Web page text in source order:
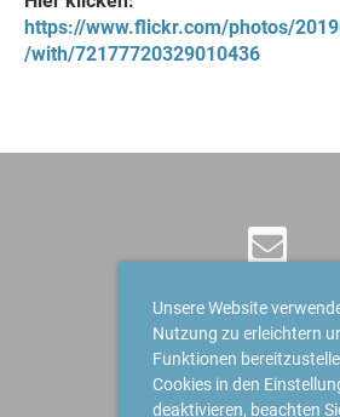
Unsere Website
Nutzung zu erleichtern
Funktionen
Cookies in den
deaktivieren, beachten
https://www.flickr.com/photos/
/with/72177720329010436
© Bridge Club
Erstellt mit ClubDesk